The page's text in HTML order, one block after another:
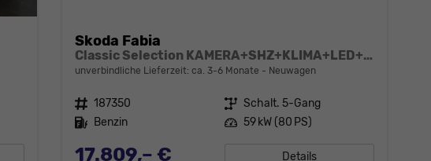
Skoda Fabia
Classic Selection KAMERA+SHZ+KLIMA+LED+15" LM+SMARTLINK
unverbindliche Lieferzeit: ca. 3-6 Monate Neuwagen
Fahrzeugnr. 187350 Getriebe Schalt. 5-Gang
Kraftstoff Benzin Leistung 59 kW (80 PS)
17.809,– € Details